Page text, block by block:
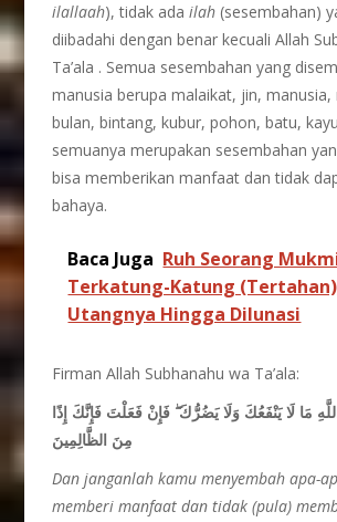
ilallaah), tidak adailah (sesembahan)
diibadahi dengan benar kecuali Allah
Ta’ala . Semua sesembahan yang
manusia berupa malaikat, jin, manusia,
bulan, bintang, kubur, pohon, batu,
semuanya merupakan sesembahan
bisa memberikan manfaat dan tidak
bahaya.
Baca Juga Ruh Seorang
Terkatung-Katung (Tertahan)
Utangnya Hingga Dilunasi
Firman Allah Subhanahu wa Ta’ala:
مَا لَا يَنْفَعُكَ وَلَا يَضُرُّكَۖ فَإِنْ فَعَلْتَ فَإِنَّكَ إِذًا
مِنَ الظَّالِمِينَ
Dan janganlah kamu menyembah apa-
memberi manfaat dan tidak (pula)